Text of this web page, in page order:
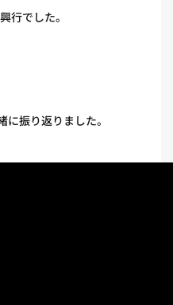
行でした。
振り返りました。